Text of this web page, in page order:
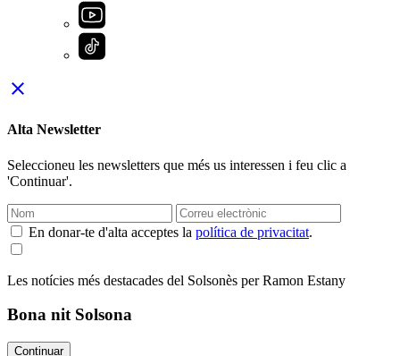
close
Alta Newsletter
Seleccioneu les newsletters que més us interessen i feu clic a
'Continuar'.
En donar-te d'alta acceptes la política de privacitat.
Les notícies més destacades del Solsonès per Ramon Estany
Bona nit Solsona
Continuar